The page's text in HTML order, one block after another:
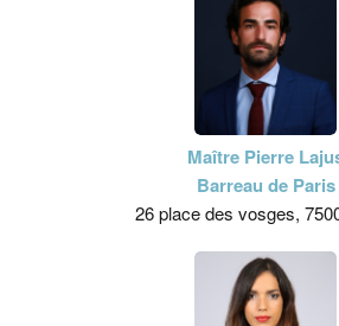
Maître Pierre
Barreau de Paris
26 place des vosges,